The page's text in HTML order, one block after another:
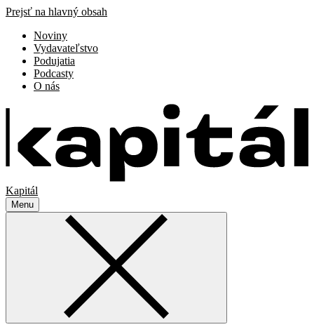
Prejsť na hlavný obsah
Noviny
Vydavateľstvo
Podujatia
Podcasty
O nás
Kapitál
Menu